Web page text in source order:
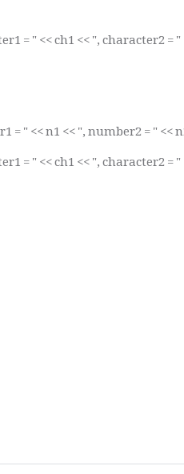
= " << ch1 << ", character2 = "
= " << n1 << ", number2 = " <<
= " << ch1 << ", character2 = "